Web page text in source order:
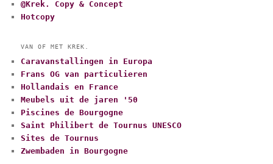
@Krek. Copy & Concept
Hotcopy
VAN OF MET KREK.
Caravanstallingen in Europa
Frans OG van particulieren
Hollandais en France
Meubels uit de jaren '50
Piscines de Bourgogne
Saint Philibert de Tournus UNESCO
Sites de Tournus
Zwembaden in Bourgogne